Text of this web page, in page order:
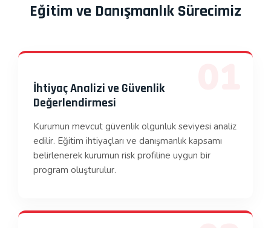
Eğitim ve Danışmanlık Sürecimiz
İhtiyaç Analizi ve Güvenlik
Değerlendirmesi
Kurumun mevcut güvenlik olgunluk seviyesi analiz
edilir. Eğitim ihtiyaçları ve danışmanlık kapsamı
belirlenerek kurumun risk profiline uygun bir
program oluşturulur.